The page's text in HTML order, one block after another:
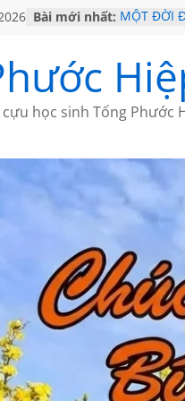
Bài mới nhất: MỘT ĐỜI
CHÙM
GIÃ TỪ ĐÀ
HỌC SỬ
học sinh Tống Phước